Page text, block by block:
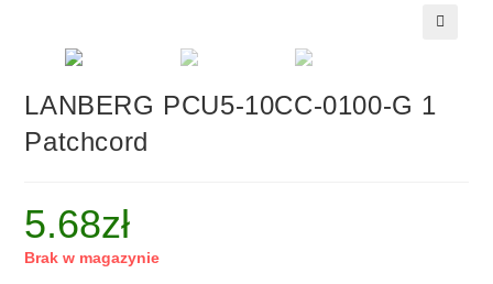
LANBERG PCU5-10CC-0100-G 1
Patchcord
5.68zł
Brak w magazynie